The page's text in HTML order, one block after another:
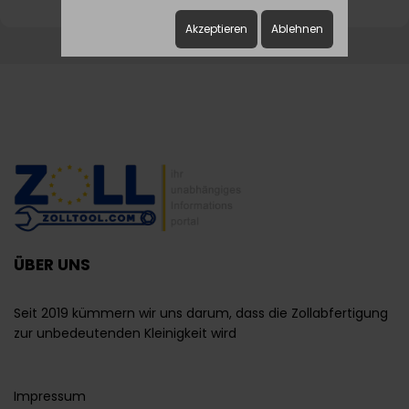
ÜBER UNS
Seit 2019 kümmern wir uns darum, dass die Zollabfertigung
zur unbedeutenden Kleinigkeit wird
Impressum
Akzeptieren Ablehnen